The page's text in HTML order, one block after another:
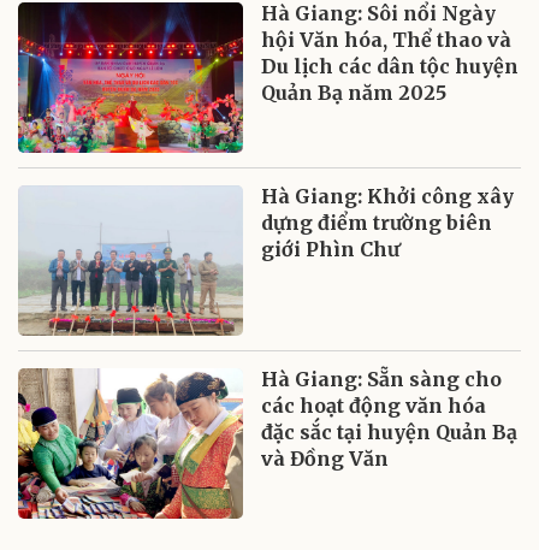
Hà Giang: Sôi nổi Ngày
hội Văn hóa, Thể thao và
Du lịch các dân tộc huyện
Quản Bạ năm 2025
Hà Giang: Khởi công xây
dựng điểm trường biên
giới Phìn Chư
Hà Giang: Sẵn sàng cho
các hoạt động văn hóa
đặc sắc tại huyện Quản Bạ
và Đồng Văn